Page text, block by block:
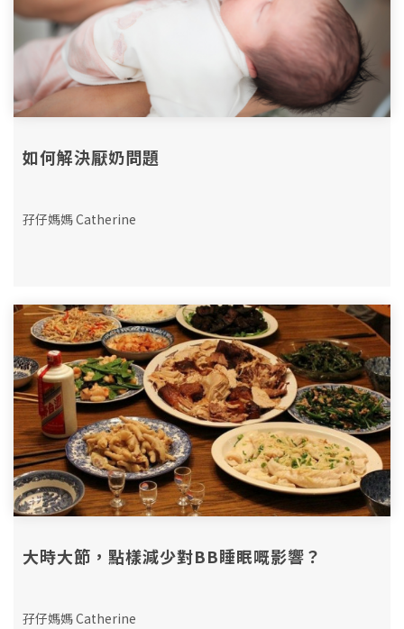
如何解決厭奶問題
孖仔媽媽 Catherine
大時大節，點樣減少對BB睡眠嘅影響？
孖仔媽媽 Catherine